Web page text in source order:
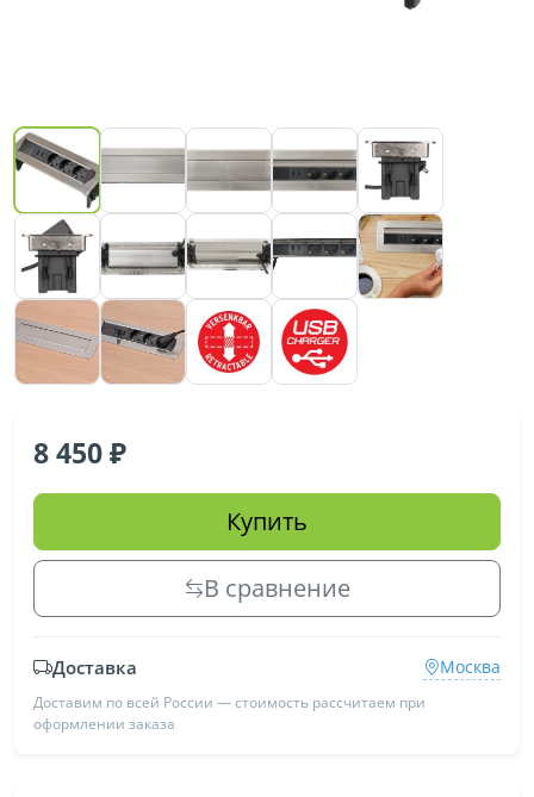
8 450
Купить
В сравнение
Доставка Москва
Доставим по всей России — стоимость рассчитаем при
оформлении заказа